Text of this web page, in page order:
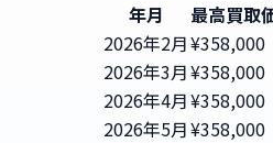
年月
最高買取
2026年2月¥358,000
2026年3月¥358,000
2026年4月¥358,000
2026年5月¥358,000